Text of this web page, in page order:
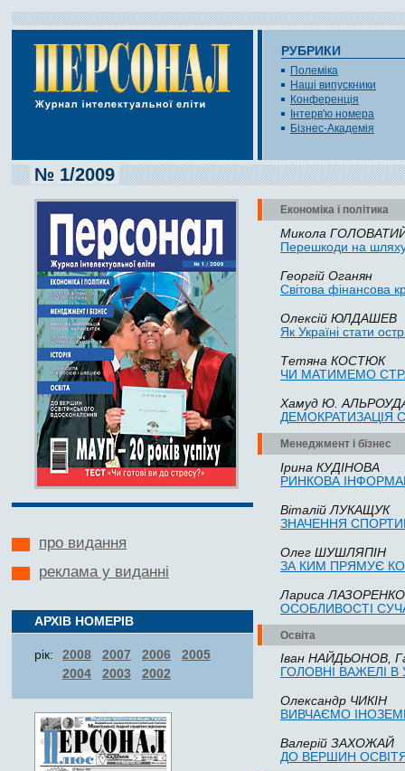
РУБРИКИ
Полеміка
Наші випускники
Конференція
Інтерв'ю номера
Бізнес-Академія
№ 1/2009
про видання
реклама у виданні
АРХІВ НОМЕРІВ
рік: 2008 2007 2006
2005
2004
2003 2002
Економіка і політика
Микола
Перешкоди на
Ге­оргій Ога­нян
Світова фінансова
Олексій ЮЛ­ДА­ШЕВ
Як Україні стати
Тетяна КОСТЮК
ЧИ МАТИМЕМО
Ха­муд Ю.
ДЕ­МОК­РА­ТИ­ЗАЦІЯ
Менеджмент і бізнес
Іри­на КУДІНО­ВА
РИН­КО­ВА
Віталій ЛУ­КА­ЩУК
ЗНА­ЧЕН­НЯ
Олег ШУШЛЯПІН
ЗА КИМ ПРЯМУЄ
Лариса ЛАЗОРЕНКО
ОСОБЛИВОСТІ
Освіта
Іван НАЙ­ДЬ­О­НОВ,
ГО­ЛО­ВНІ ВАЖЕЛІ В
Олек­сандр ЧИКІН
ВИВ­ЧАЄМО
Валерій ЗАХОЖАЙ
ДО ВЕР­ШИН